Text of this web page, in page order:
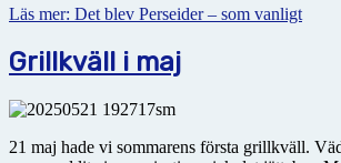
Läs mer: Det blev Perseider – som vanligt
Grillkväll i maj
21 maj hade vi sommarens första grillkväll.